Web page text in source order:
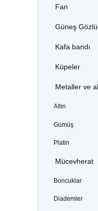
Fan
Güneş
Kafa bandı
Küpeler
Metaller ve
Altın
Gümüş
Platin
Mücevherat
Boncuklar
Diademler